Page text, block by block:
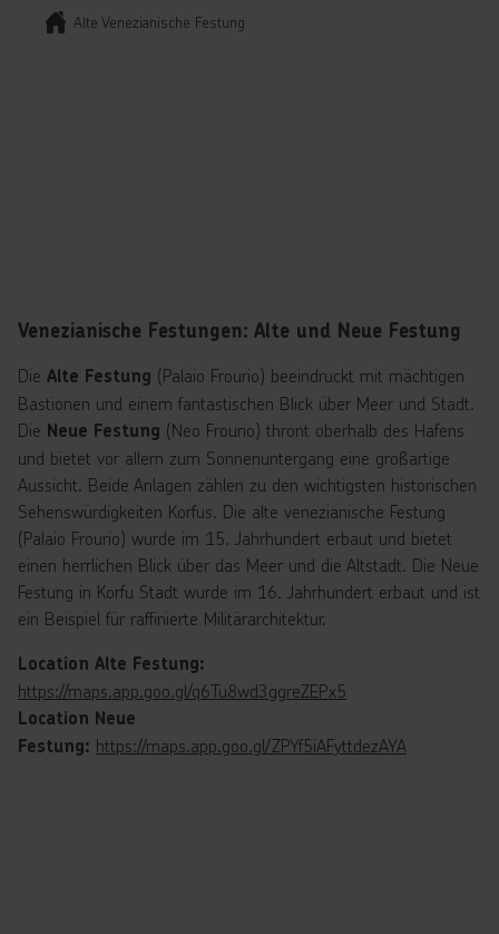
Alte Venezianische Festung
Venezianische Festungen: Alte und Neue Festung
Die Alte Festung (Palaio Frourio) beeindruckt mit mächtigen
Bastionen und einem fantastischen Blick über Meer und Stadt.
Die Neue Festung (Neo Frourio) thront oberhalb des Hafens
und bietet vor allem zum Sonnenuntergang eine großartige
Aussicht. Beide Anlagen zählen zu den wichtigsten historischen
Sehenswürdigkeiten Korfus. Die alte venezianische Festung
(Palaio Frourio) wurde im 15. Jahrhundert erbaut und bietet
einen herrlichen Blick über das Meer und die Altstadt. Die Neue
Festung in Korfu Stadt wurde im 16. Jahrhundert erbaut und ist
ein Beispiel für raffinierte Militärarchitektur.
Location Alte Festung:
https://maps.app.goo.gl/q6Tu8wd3ggreZEPx5
Location Neue
Festung: https://maps.app.goo.gl/ZPYf5iAFyttdezAYA